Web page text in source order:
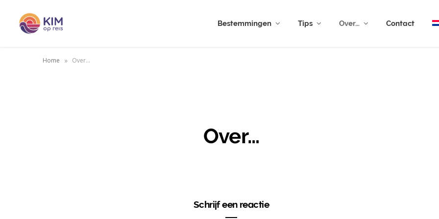
Bestemmingen Tips Over… Contact
Home » Over…
Over…
Schrijf een reactie